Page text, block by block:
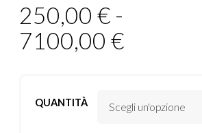
250,00€ -
7100,00€
QUANTITÀ